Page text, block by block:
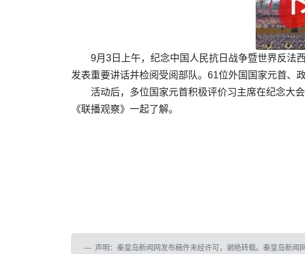
9月3日上午，纪念中国人民抗日战争暨世界反法
发表重要讲话并检阅受阅部队。61位外国国家元首、
活动后，多位国家元首积极评价习主席在纪念大
《联播观察》一起了解。
声明：秦皇岛新闻网发布稿件未经许可，谢绝转载。秦皇岛新闻